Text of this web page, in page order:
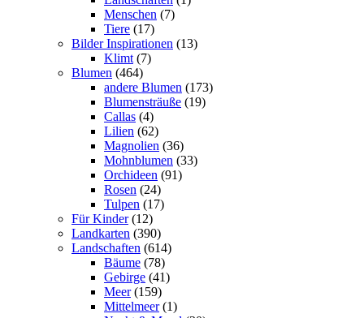
Menschen (7)
Tiere (17)
Bilder Inspirationen (13)
Klimt (7)
Blumen (464)
andere Blumen (173)
Blumensträuße (19)
Callas (4)
Lilien (62)
Magnolien (36)
Mohnblumen (33)
Orchideen (91)
Rosen (24)
Tulpen (17)
Für Kinder (12)
Landkarten (390)
Landschaften (614)
Bäume (78)
Gebirge (41)
Meer (159)
Mittelmeer (1)